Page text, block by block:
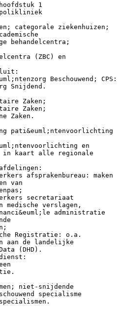
1
polikliniek
categorale ziekenhuizen;
behandelcentra;
(ZBC) en
Beschouwend; CPS:
Snijdend.
Zaken;
Zaken;
Zaken.
pati&euml;ntenvoorlichting
en
in kaart alle regionale
afdelingen:
afsprakenbureau: maken
van
secretariaat
verslagen,
administratie
Registratie: o.a.
aan de landelijke
(DHD).
niet-snijdende
specialisme